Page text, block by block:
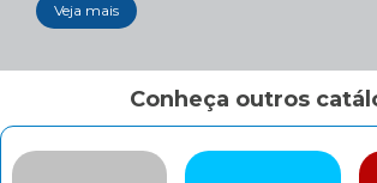
Veja mais
Conheça outros